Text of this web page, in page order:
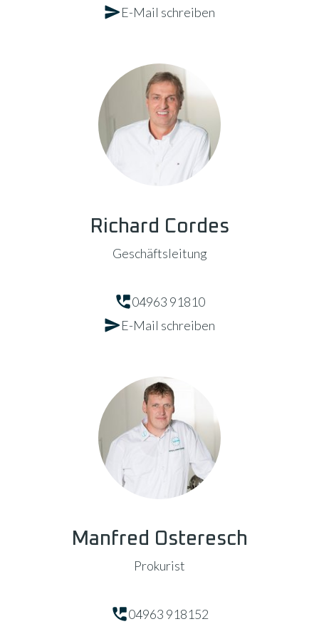
E-Mail schreiben
Richard Cordes
Geschäftsleitung
04963 91810
E-Mail schreiben
Manfred Osteresch
Prokurist
04963 918152